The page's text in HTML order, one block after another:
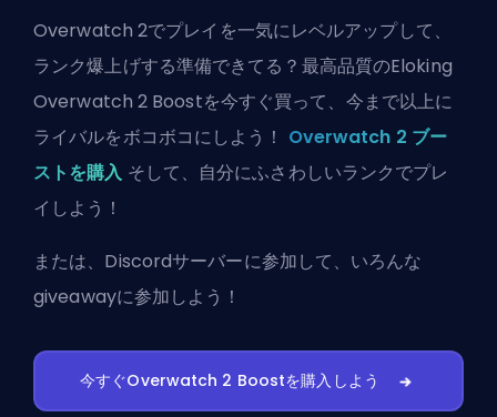
Overwatch 2でプレイを一気にレベルアップして、
ランク爆上げする準備できてる？最高品質のEloking
Overwatch 2 Boostを今すぐ買って、今まで以上に
ライバルをボコボコにしよう！ Overwatch 2 ブー
ストを購入そして、自分にふさわしいランクでプレ
イしよう！
または、 Discordサーバーに参加して、いろんな
giveawayに参加しよう！
今すぐOverwatch 2 Boostを購入しよう